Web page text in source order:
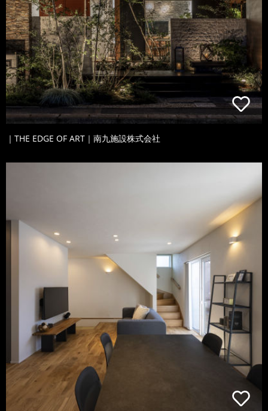
｜THE EDGE OF ART｜南九施設株式会社